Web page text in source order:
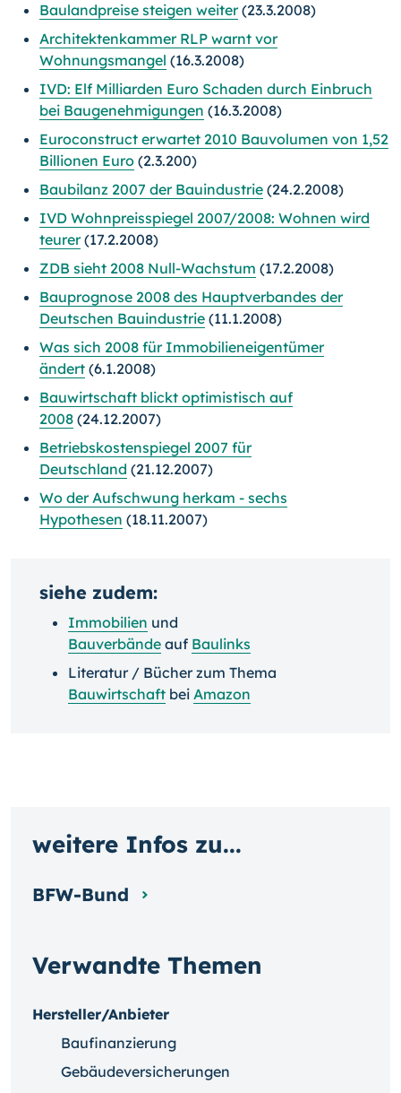
Baulandpreise steigen weiter(23.3.2008)
Architektenkammer RLP warnt vor
Wohnungsmangel (16.3.2008)
IVD: Elf Milliarden Euro Schaden durch Einbruch
bei Baugenehmigungen (16.3.2008)
Euroconstruct erwartet 2010 Bauvolumen von 1,52
Billionen Euro (2.3.200)
Baubilanz 2007 der Bauindustrie (24.2.2008)
IVD Wohnpreisspiegel 2007/2008: Wohnen wird
teurer(17.2.2008)
ZDB sieht 2008 Null-Wachstum (17.2.2008)
Bauprognose 2008 des Hauptverbandes der
Deutschen Bauindustrie (11.1.2008)
Was sich 2008 für Immobilieneigentümer
ändert (6.1.2008)
Bauwirtschaft blickt optimistisch auf
2008 (24.12.2007)
Betriebskostenspiegel 2007 für
Deutschland (21.12.2007)
Wo der Aufschwung herkam - sechs
Hypothesen (18.11.2007)
siehe zudem:
Immobilien und
Bauverbände auf Baulinks
Literatur / Bücher zum Thema
Bauwirtschaft bei Amazon
Verwandte Themen
Hersteller/Anbieter
Baufinanzierung
Gebäudeversicherungen
weitere Infos zu...
BFW-Bund